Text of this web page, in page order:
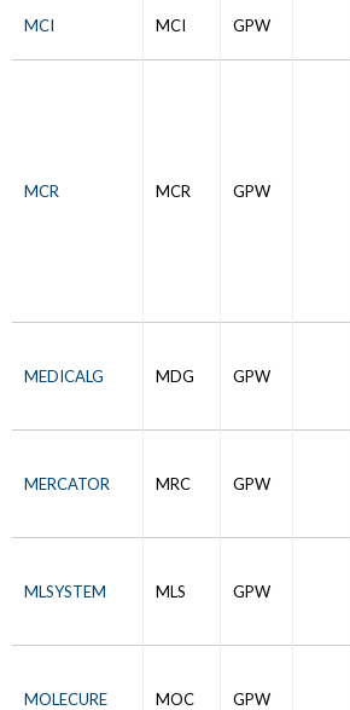
MCI MCI GPW
MCR MCR GPW
MEDICALG MDG GPW
MERCATOR MRC GPW
MLSYSTEM MLS GPW
MOLECURE MOC GPW